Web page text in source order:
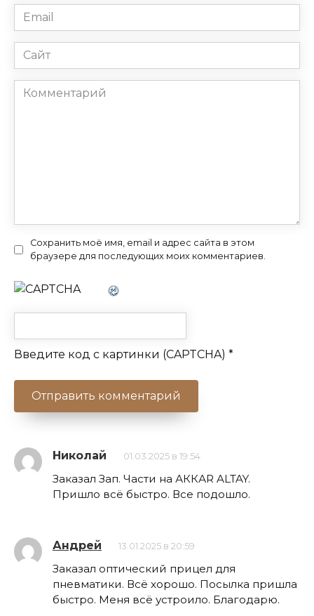
Email
*
Сайт
Комментарий
Сохранить моё имя, email и адрес сайта в этом
браузере для последующих моих комментариев.
Введите код с картинки (CAPTCHA) *
Николай 01.03.2025 в 19:54
Заказал Зап. Части на АККАR ALTAY.
Пришло всё быстро. Все подошло.
Андрей 13.01.2025 в 20:59
Заказал оптический прицел для
пневматики. Всё хорошо. Посылка пришла
быстро. Меня всё устроило. Благодарю.